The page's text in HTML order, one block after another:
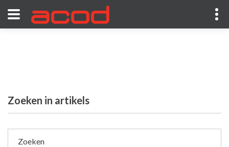
Zoeken in artikels
Zoeken